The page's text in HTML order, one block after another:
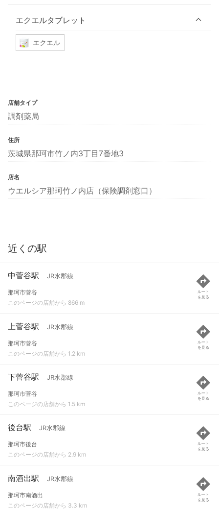
エクエルタブレット
エクエル
店舗タイプ
調剤薬局
住所
茨城県那珂市竹ノ内3丁目7番地3
店名
ウエルシア那珂竹ノ内店（保険調剤窓口）
近くの駅
中菅谷駅 JR水郡線
那珂市菅谷
このページの店舗から 866 m
ルート
を見る
上菅谷駅 JR水郡線
那珂市菅谷
このページの店舗から 1.2 km
ルート
を見る
下菅谷駅 JR水郡線
那珂市菅谷
このページの店舗から 1.5 km
ルート
を見る
後台駅 JR水郡線
那珂市後台
このページの店舗から 2.9 km
ルート
を見る
南酒出駅 JR水郡線
那珂市南酒出
このページの店舗から 3.3 km
ルート
を見る